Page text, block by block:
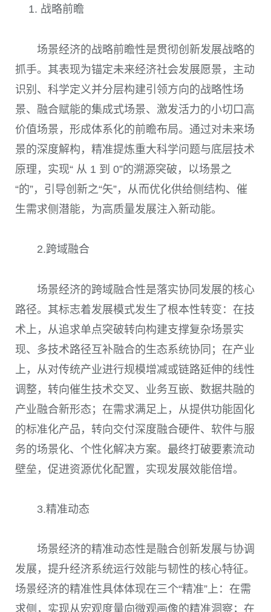
战略前瞻
场景经济的战略前瞻性是贯彻创新发展战略的
抓手。其表现为锚定未来经济社会发展愿景，主动
识别、科学定义并分层构建引领方向的战略性场
景、融合赋能的集成式场景、激发活力的小切口高
价值场景，形成体系化的前瞻布局。通过对未来场
景的深度解构，精准提炼重大科学问题与底层技术
原理，实现“ 从 1 到 0”的溯源突破，以场景之
“的”，引导创新之“矢”，从而优化供给侧结构、催
生需求侧潜能，为高质量发展注入新动能。
2.跨域融合
场景经济的跨域融合性是落实协同发展的核心
路径。其标志着发展模式发生了根本性转变：在技
术上，从追求单点突破转向构建支撑复杂场景实
现、多技术路径互补融合的生态系统协同；在产业
上，从对传统产业进行规模增减或链路延伸的线性
调整，转向催生技术交叉、业务互嵌、数据共融的
产业融合新形态；在需求满足上，从提供功能固化
的标准化产品，转向交付深度融合硬件、软件与服
务的场景化、个性化解决方案。最终打破要素流动
壁垒，促进资源优化配置，实现发展效能倍增。
3.精准动态
场景经济的精准动态性是融合创新发展与协调
发展，提升经济系统运行效能与韧性的核心特征。
场景经济的精准性具体体现在三个“精准”上：在需
求侧，实现从宏观度量向微观画像的精准洞察；在